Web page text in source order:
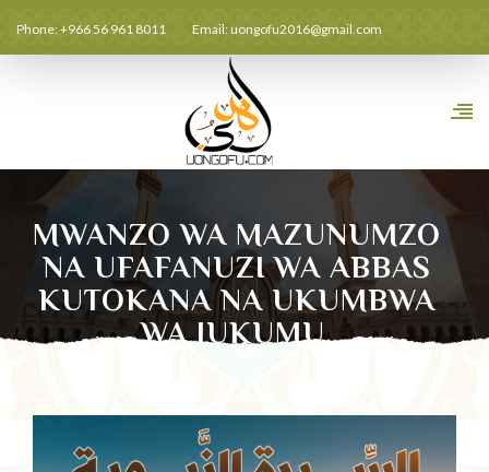
Phone: +966 56 961 8011 Email:uongofu2016@gmail.com
MWANZO WA MAZUNUMZO
NA UFAFANUZI WA ABBAS
KUTOKANA NA UKUMBWA
WA JUKUMU.